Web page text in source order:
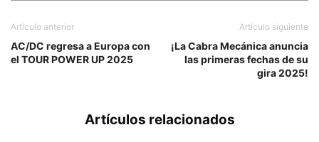
Artículo anterior
AC/DC regresa a Europa con
el TOUR POWER UP 2025
Artículo siguiente
¡La Cabra Mecánica anuncia
las primeras fechas de su
gira 2025!
Artículos relacionados